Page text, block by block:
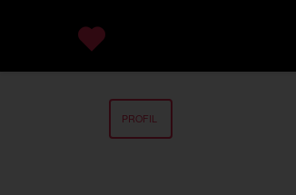
PROFIL